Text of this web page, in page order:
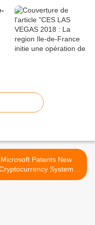
Microsoft Patents New
System
Using Body Activity Data >